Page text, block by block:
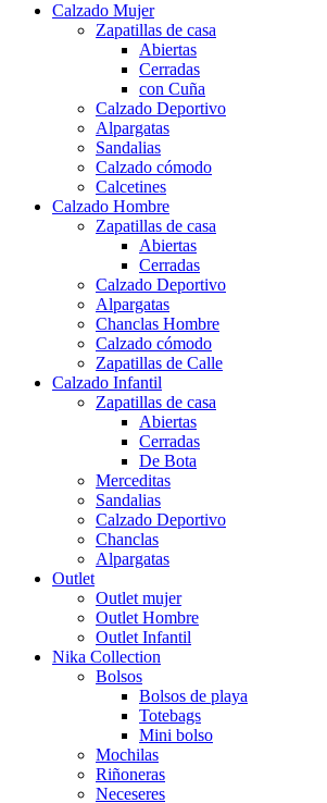
Calzado Mujer
Zapatillas de casa
Abiertas
Cerradas
con Cuña
Calzado Deportivo
Alpargatas
Sandalias
Calzado cómodo
Calcetines
Calzado Hombre
Zapatillas de casa
Abiertas
Cerradas
Calzado Deportivo
Alpargatas
Chanclas Hombre
Calzado cómodo
Zapatillas de Calle
Calzado Infantil
Zapatillas de casa
Abiertas
Cerradas
De Bota
Merceditas
Sandalias
Calzado Deportivo
Chanclas
Alpargatas
Outlet
Outlet mujer
Outlet Hombre
Outlet Infantil
Nika Collection
Bolsos
Bolsos de playa
Totebags
Mini bolso
Mochilas
Riñoneras
Neceseres